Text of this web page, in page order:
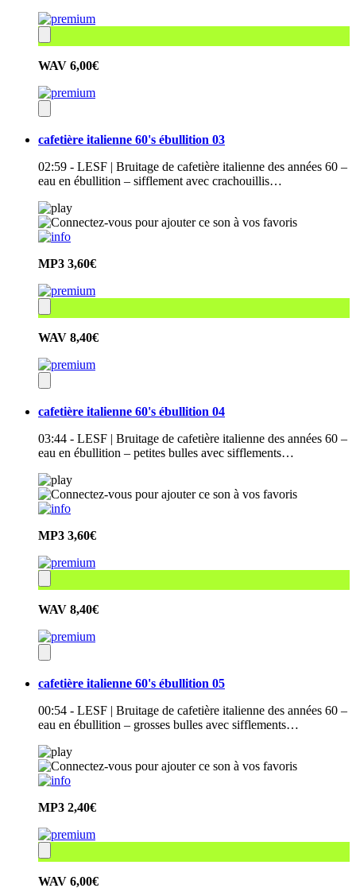
WAV 6,00€
cafetière italienne 60's ébullition 03
02:59 - LESF | Bruitage de cafetière italienne des années 60 –
eau en ébullition – sifflement avec crachouillis…
MP3 3,60€
WAV 8,40€
cafetière italienne 60's ébullition 04
03:44 - LESF | Bruitage de cafetière italienne des années 60 –
eau en ébullition – petites bulles avec sifflements…
MP3 3,60€
WAV 8,40€
cafetière italienne 60's ébullition 05
00:54 - LESF | Bruitage de cafetière italienne des années 60 –
eau en ébullition – grosses bulles avec sifflements…
MP3 2,40€
WAV 6,00€